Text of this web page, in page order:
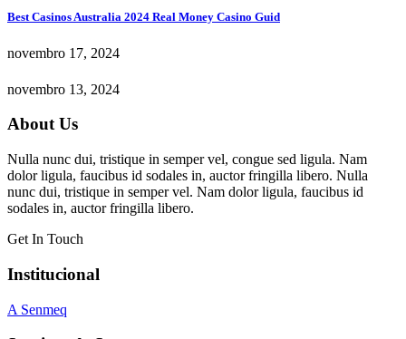
Best Casinos Australia 2024 Real Money Casino Guid
novembro 17, 2024
novembro 13, 2024
About Us
Nulla nunc dui, tristique in semper vel, congue sed ligula. Nam
dolor ligula, faucibus id sodales in, auctor fringilla libero. Nulla
nunc dui, tristique in semper vel. Nam dolor ligula, faucibus id
sodales in, auctor fringilla libero.
Get In Touch
Institucional
A Senmeq